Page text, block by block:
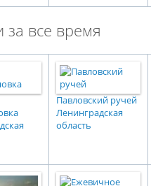
все время
Павловский ручей
Ленинградская
область